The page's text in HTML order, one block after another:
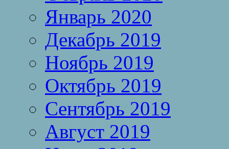
Январь 2020
Декабрь 2019
Ноябрь 2019
Октябрь 2019
Сентябрь 2019
Август 2019